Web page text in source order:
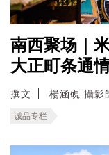
南西聚场｜
大正町条通
撰文 楊涵硯 攝影
诚品专栏